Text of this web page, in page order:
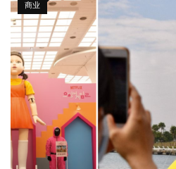
商业